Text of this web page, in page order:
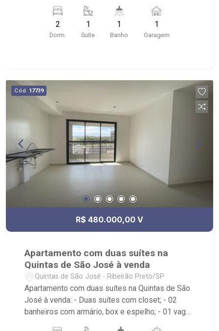
Área de Serviço; - Varanda Gourmet; -
Churrasqueira; Condomínio com: - espaço pet; -
piscina com borda infinita; - playground; - Salão
2
Dorm.
1
Suite
1
Banho
1
Garagem
Cód. 17739
R$ 480.000,00 V
Apartamento com duas suítes na
Quintas de São José à venda
Quintas de São José - Ribeirão Preto/SP
Apartamento com duas suítes na Quintas de São
José à venda: - Duas suítes com closet; - 02
banheiros com armário, box e espelho; - 01 vaga